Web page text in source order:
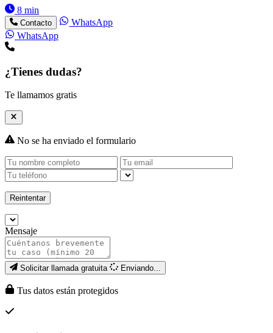
8 min
Contacto
WhatsApp
WhatsApp
¿Tienes dudas?
Te llamamos gratis
No se ha enviado el formulario
Reintentar
Mensaje
Solicitar llamada gratuita Enviando...
Tus datos están protegidos